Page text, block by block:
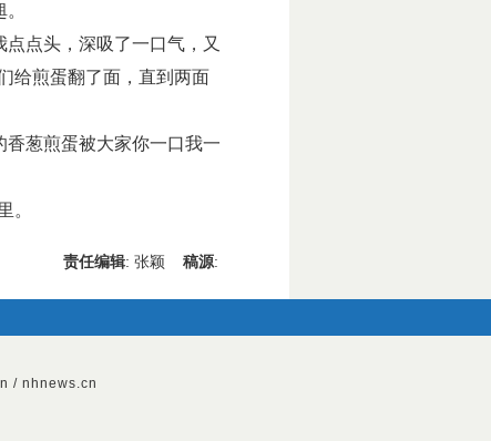
点头，深吸了一口气，又
给煎蛋翻了面，直到两面
葱煎蛋被大家你一口我一
。
责任编辑: 张颖 稿源:
/ nhnews.cn